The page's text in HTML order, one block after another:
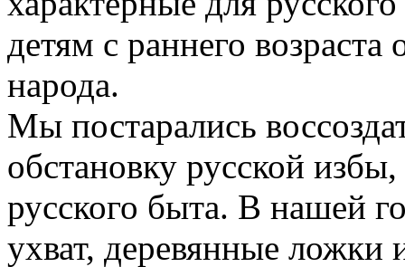
детям с раннего
народа.
Мы постарались
обстановку русской
русского быта. В нашей
ухват, деревянные ложки